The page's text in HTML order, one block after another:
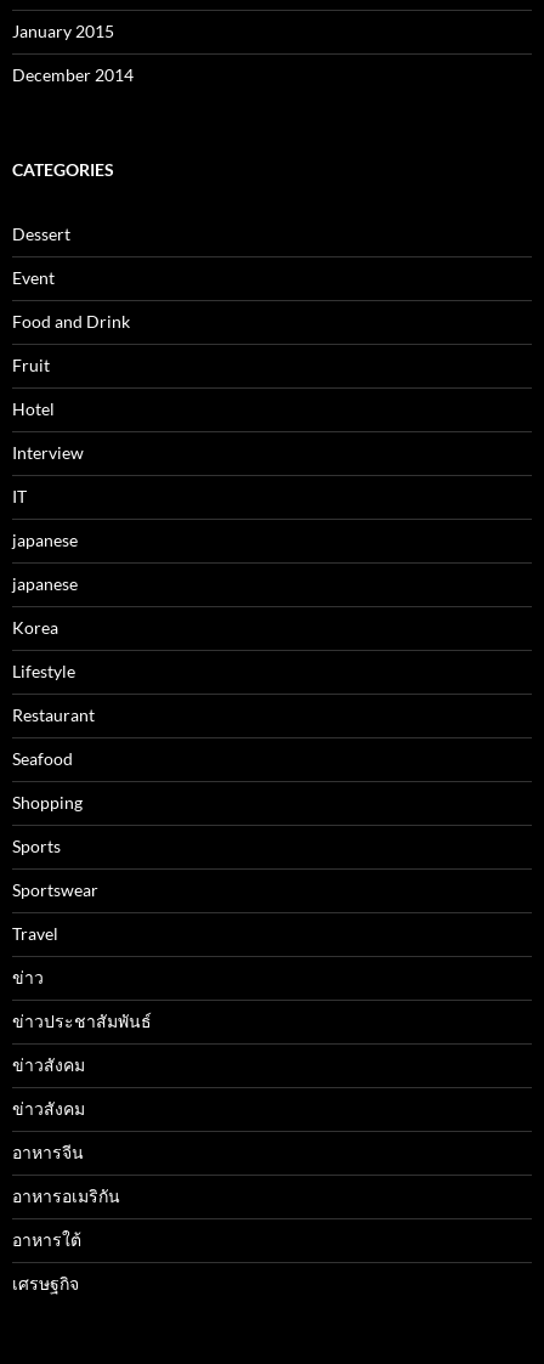
January 2015
December 2014
CATEGORIES
Dessert
Event
Food and Drink
Fruit
Hotel
Interview
IT
japanese
japanese
Korea
Lifestyle
Restaurant
Seafood
Shopping
Sports
Sportswear
Travel
ข่าว
ข่าวประชาสัมพันธ์
ข่าวสังคม
ข่าวสังคม
อาหารจีน
อาหารอเมริกัน
อาหารใต้
เศรษฐกิจ